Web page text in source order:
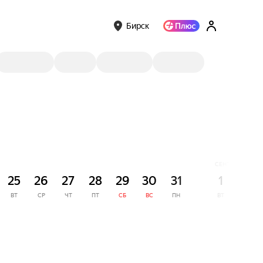
Бирск
25
ВТ
26
СР
27
ЧТ
28
ПТ
29
СБ
30
ВС
31
ПН
1
ВТ